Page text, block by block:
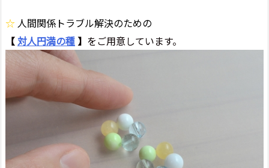
☆ 人間関係トラブル解決のための
【対人円満の種】 をご用意しています。